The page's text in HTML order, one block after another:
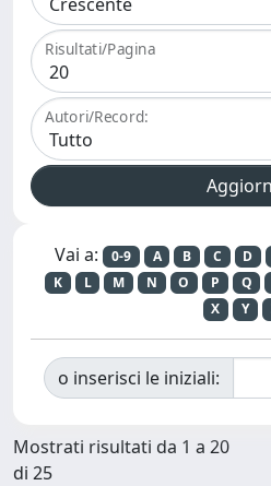
Risultati/Pagina
Autori/Record:
Vai a: 0-9 A B C D
K
L M N O P Q
X
Y
o inserisci le iniziali:
Mostrati risultati da 1 a 20
di 25